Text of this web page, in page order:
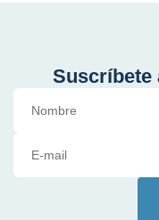
Suscríbete